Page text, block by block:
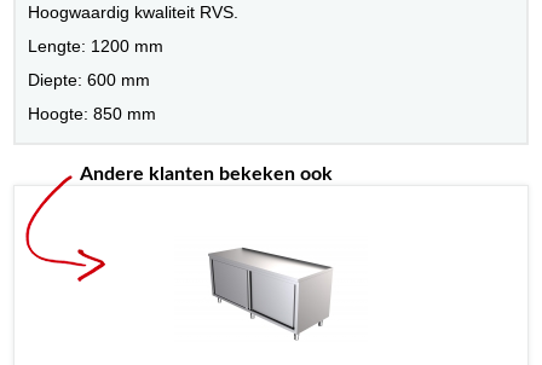
Hoogwaardig kwaliteit RVS.
Lengte: 1200 mm
Diepte: 600 mm
Hoogte: 850 mm
Andere klanten bekeken ook